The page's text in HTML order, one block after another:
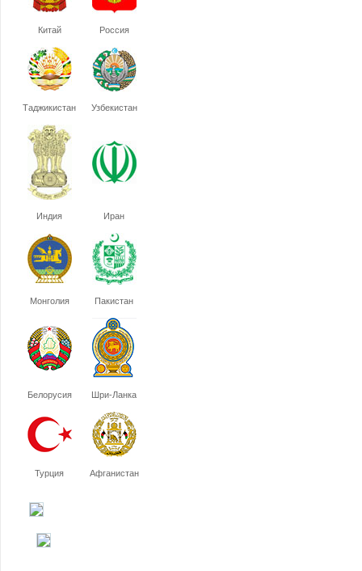
Китай Россия
Таджикистан Узбекистан
Индия Иран
Монголия Пакистан
Белорусия Шри-Ланка
Турция Афганистан